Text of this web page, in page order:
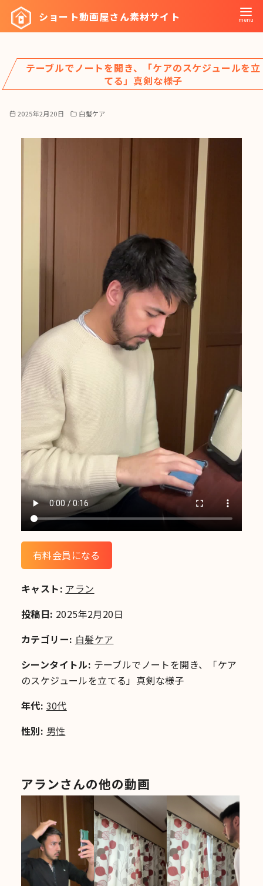
ツ
へ
ショート動画屋さん素材サイト
テーブルでノートを開き、「ケアのスケジュールを立
てる」真剣な様子
2025年2月20日 白髪ケア
有料会員になる
キャスト: アラン
投稿日: 2025年2月20日
カテゴリー: 白髪ケア
シーンタイトル: テーブルでノートを開き、「ケア
のスケジュールを立てる」真剣な様子
年代: 30代
性別: 男性
アランさんの他の動画